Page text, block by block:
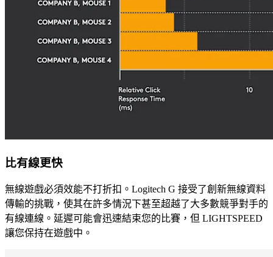
比有線更快
無線遊戲必須效能不打折扣。Logitech G 接受了創新無線資料
傳輸的挑戰，使其在許多情況下甚至超越了大多數競爭對手的
有線連線。延遲可能會迅速結束您的比賽，但 LIGHTSPEED
讓您保持在遊戲中。